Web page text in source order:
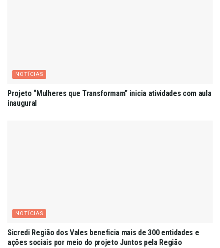
NOTÍCIAS
Projeto “Mulheres que Transformam” inicia atividades com aula
inaugural
NOTÍCIAS
Sicredi Região dos Vales beneficia mais de 300 entidades e
ações sociais por meio do projeto Juntos pela Região